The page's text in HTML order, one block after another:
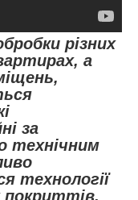
різних
а
за
технічним
технології
покриттів,